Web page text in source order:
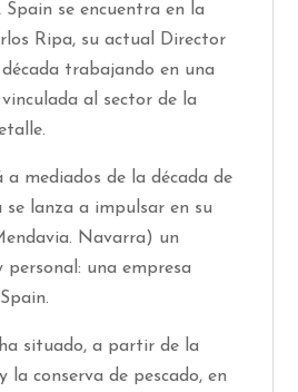
se encuentra en la
Ripa, su actual Director
trabajando en una
al sector de la
a mediados de la década de
se lanza a impulsar en su
Navarra) un
una empresa
situado, a partir de la
la conserva de pescado, en